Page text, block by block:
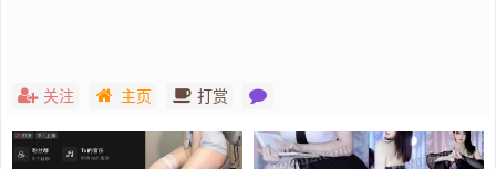
关注 主页 打赏